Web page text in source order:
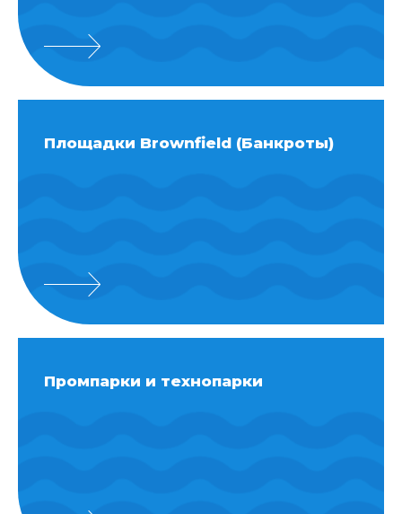
Площадки Brownfield (Банкроты)
Промпарки и технопарки